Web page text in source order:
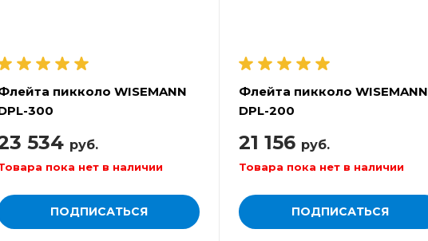
пикколо WISEMANN
300
534 руб.
пока нет в наличии
ПОДПИСАТЬСЯ
Флейта пикколо WISEMANN
DPL-200
21 156 руб.
Товара пока нет в наличии
ПОДПИСАТЬСЯ